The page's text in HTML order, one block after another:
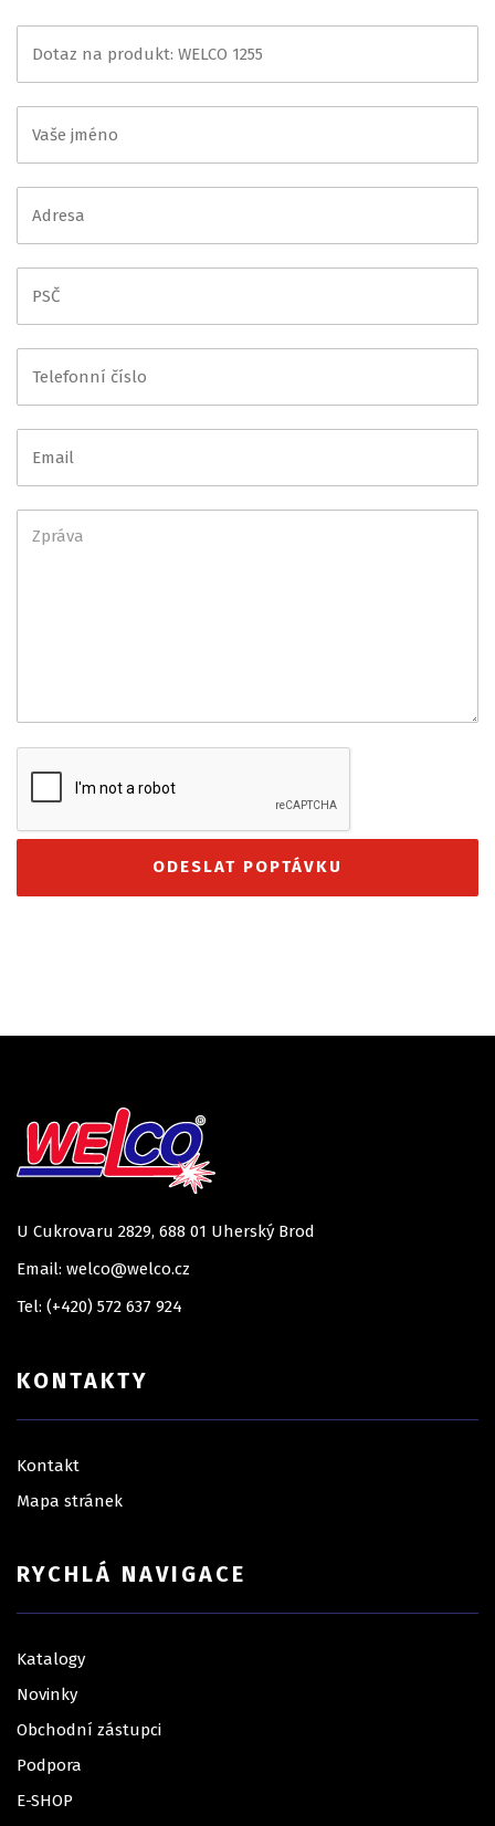
U Cukrovaru 2829, 688 01 Uherský Brod
Email: welco@welco.cz
Tel: (+420) 572 637 924
KONTAKTY
Kontakt
Mapa stránek
RYCHLÁ NAVIGACE
Katalogy
Novinky
Obchodní zástupci
Podpora
E-SHOP